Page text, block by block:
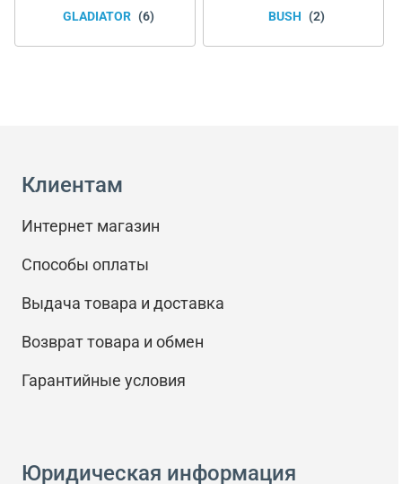
GLADIATOR (6) BUSH (2)
Клиентам
Интернет магазин
Способы оплаты
Выдача товара и доставка
Возврат товара и обмен
Гарантийные условия
Юридическая информация